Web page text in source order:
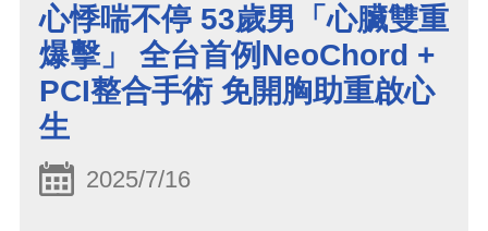
心悸喘不停 53歲男「心臟雙重
爆擊」 全台首例NeoChord +
PCI整合手術 免開胸助重啟心
生
2025/7/16